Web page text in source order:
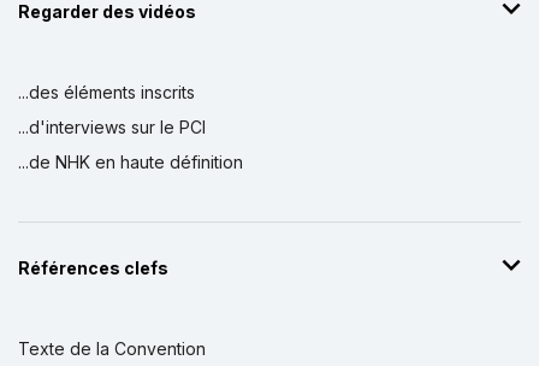
Regarder des vidéos
...des éléments inscrits
...d'interviews sur le PCI
...de NHK en haute définition
Références clefs
Texte de la Convention